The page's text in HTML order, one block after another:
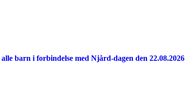
barn i forbindelse med Njård-dagen den 22.08.2026